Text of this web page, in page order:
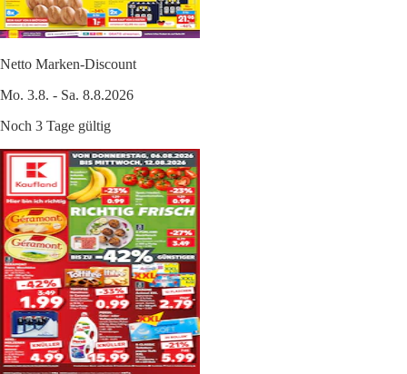
Netto Marken-Discount
Mo. 3.8. - Sa. 8.8.2026
Noch 3 Tage gültig